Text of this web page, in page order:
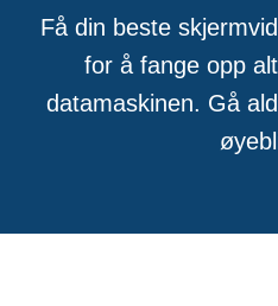
Få din beste
for å fange opp
datamaskinen. Gå